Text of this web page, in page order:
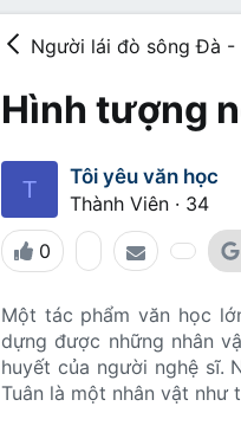
Người lái đò sông Đà -
Hình tượng
T
Tôi yêu văn học
Thành Viên · 34
0
Một tác phẩm văn học
dựng được những nhân
huyết của người nghệ sĩ.
Tuân là một nhân vật như